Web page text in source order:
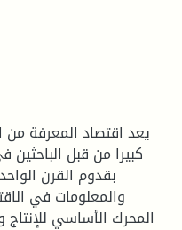
يعد اقتصاد المعرفة من
كبيرا من قبل الباحثين
بقدوم القرن
والمعلومات في
المحرك الأساسي للإنتاج